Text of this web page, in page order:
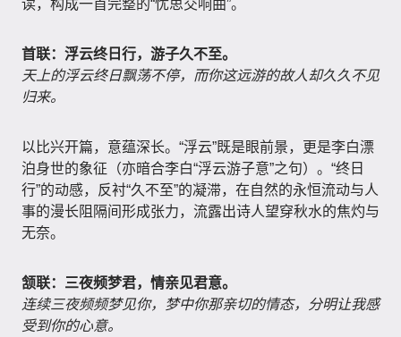
读，构成一首完整的“忧思交响曲”。
首联：浮云终日行，游子久不至。
天上的浮云终日飘荡不停，而你这远游的故人却久久不见
归来。
以比兴开篇，意蕴深长。“浮云”既是眼前景，更是李白漂
泊身世的象征（亦暗合李白“浮云游子意”之句）。“终日
行”的动感，反衬“久不至”的凝滞，在自然的永恒流动与人
事的漫长阻隔间形成张力，流露出诗人望穿秋水的焦灼与
无奈。
颔联：三夜频梦君，情亲见君意。
连续三夜频频梦见你，梦中你那亲切的情态，分明让我感
受到你的心意。